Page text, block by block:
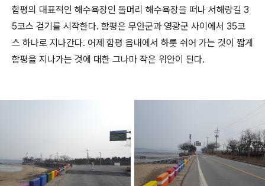
함평의 대표적인 해수욕장인 돌머리 해수욕장을 떠나 서해랑길 3
5코스 걷기를 시작한다. 함평은 무안군과 영광군 사이에서 35코
스 하나로 지나간다. 어제 함평 읍내에서 하룻 쉬어 가는 것이 짧게
함평을 지나가는 것에 대한 그나마 작은 위안이 된다.